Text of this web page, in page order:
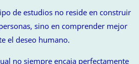
de estudios no reside en construir
sino en comprender mejor
el deseo humano.
no siempre encaja perfectamente